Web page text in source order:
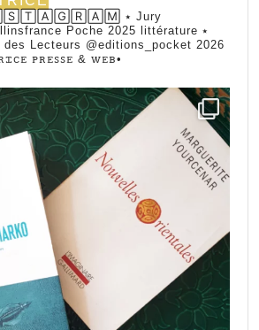
⭑ Jury
Poche 2025 littérature ⭑
des Lecteurs @editions_pocket 2026
ꮲꭱꭼꮪꮪꭼ & ꮃꭼᏼ•